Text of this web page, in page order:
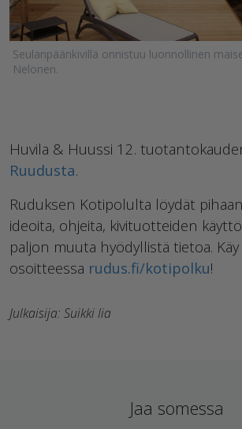
Seulanpäänkivillä onnistuu luonnollinen
Nelonen.
Huvila & Huussi 12.
Ruudusta.
Ruduksen Kotipolulta löydät
ideoita, ohjeita, kivituotteiden
paljon muuta hyödyllistä tietoa.
osoitteessa rudus.fi/kotipolku!
Julkaisija: Suikki Iia
Jaa somessa